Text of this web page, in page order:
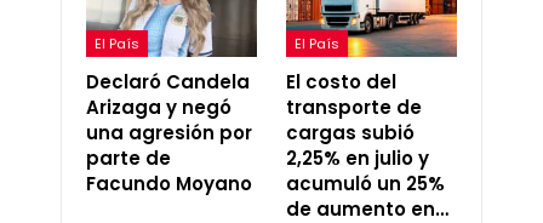
El País
Declaró Candela
Arizaga y negó
una agresión por
parte de
Facundo Moyano
El País
El costo del
transporte de
cargas subió
2,25% en julio y
acumuló un 25%
de aumento en…